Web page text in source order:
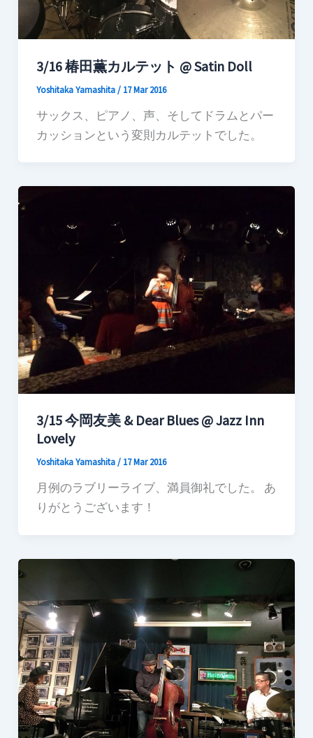
3/16 椿田薫カルテット @ Satin Doll
Yoshitaka Yamashita/ 17 Mar 2016
サックス、ピアノ、声、そしてドラムとパー
カッションという変則カルテットでした。
3/15 今岡友美 & Dear Blues @ Jazz Inn
Lovely
Yoshitaka Yamashita/ 17 Mar 2016
月例のラブリーライブ、満員御礼でした。 あ
りがとうございます！